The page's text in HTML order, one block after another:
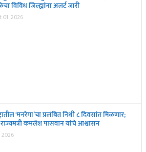
विविध जिल्ह्यांना अलर्ट जारी
2026
‘मनरेगा’चा प्रलंबित निधी ८ दिवसांत मिळणार;
कमलेश पासवान यांचे आश्वासन
2026